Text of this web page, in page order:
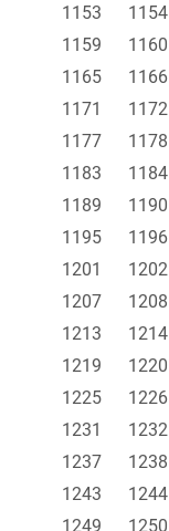
1153 1154
1159
1160
1165
1166
1171
1172
1177
1178
1183
1184
1189
1190
1195
1196
1201
1202
1207
1208
1213
1214
1219
1220
1225
1226
1231
1232
1237
1238
1243
1244
1249
1250